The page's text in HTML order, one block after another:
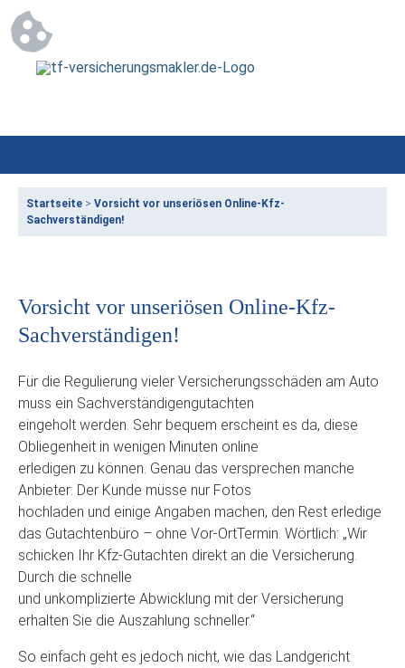
Startseite > Vorsicht vor unseriösen Online-Kfz-
Sachverständigen!
Vorsicht vor unseriösen Online-Kfz-
Sachverständigen!
Für die Regulierung vieler Versicherungsschäden am Auto
muss ein Sachverständigengutachten
eingeholt werden. Sehr bequem erscheint es da, diese
Obliegenheit in wenigen Minuten online
erledigen zu können. Genau das versprechen manche
Anbieter: Der Kunde müsse nur Fotos
hochladen und einige Angaben machen, den Rest erledige
das Gutachtenbüro – ohne Vor-OrtTermin. Wörtlich: „Wir
schicken Ihr Kfz-Gutachten direkt an die Versicherung.
Durch die schnelle
und unkomplizierte Abwicklung mit der Versicherung
erhalten Sie die Auszahlung schneller.“
So einfach geht es jedoch nicht, wie das Landgericht